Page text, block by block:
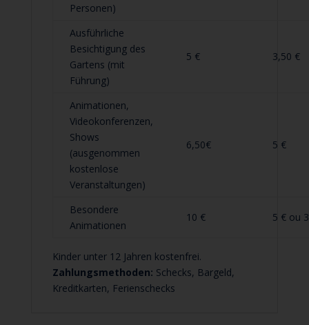
Personen)
Ausführliche
Besichtigung des
Gartens (mit
Führung)
5 € 3,50 €
Animationen,
Videokonferenzen,
Shows
(ausgenommen
kostenlose
Veranstaltungen)
6,50€ 5 €
Besondere
Animationen
10 € 5 € ou
Kinder unter 12 Jahren kostenfrei.
Zahlungsmethoden: Schecks, Bargeld,
Kreditkarten, Ferienschecks